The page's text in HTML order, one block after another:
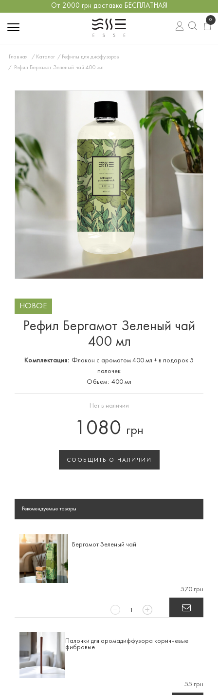
От 2000 грн доставка БЕСПЛАТНАЯ!
0
Главная Каталог
Рефилы для диффузоров
Рефил Бергамот Зеленый чай 400 мл
НОВОЕ
Рефил Бергамот Зеленый чай
400 мл
Комплектация: Флакон с ароматом 400 мл + в подарок 5
палочек
Объем: 400 мл
Нет в наличии
1080 грн
СООБЩИТЬ О НАЛИЧИИ
Рекомендуемые товары
Бергамот Зеленый чай
570 грн
Палочки для аромадиффузора коричневые
фибровые
55 грн